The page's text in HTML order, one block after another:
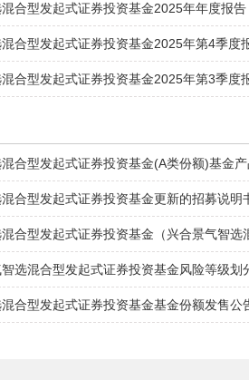
合型发起式证券投资基金2025年年度报告
合型发起式证券投资基金2025年第4季度
合型发起式证券投资基金2025年第3季度
合型发起式证券投资基金(A类份额)基金
合型发起式证券投资基金更新的招募说明
合型发起式证券投资基金（兴合景气智
选混合型发起式证券投资基金风险等级划
合型发起式证券投资基金基金份额发售公